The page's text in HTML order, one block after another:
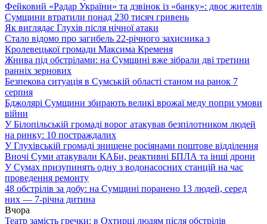
Фейковий «Радар України» та дзвінок із «банку»: двоє жителів
Сумщини втратили понад 230 тисяч гривень
Як виглядає Глухів після нічної атаки
Стало відомо про загибель 22-річного захисника з
Кролевецької громади Максима Кременя
Жнива під обстрілами: на Сумщині вже зібрали дві третини
ранніх зернових
Безпекова ситуація в Сумській області станом на ранок 7
серпня
Бджолярі Сумщини збирають великі врожаї меду попри умови
війни
У Білопільській громаді ворог атакував безпілотником людей
на ринку: 10 постраждалих
У Глухівській громаді знищене росіянами поштове відділення
Вночі Суми атакували КАБи, реактивні БПЛА та інші дрони
У Сумах призупинять одну з водонасосних станцій на час
проведення ремонту
48 обстрілів за добу: на Сумщині поранено 13 людей, серед
них — 7-річна дитина
Вчора
Театр замість гречки: в Охтирці людям після обстрілів